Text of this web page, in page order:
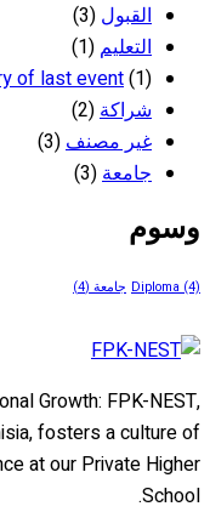
القبول (3)
التعليم (1)
of last event(1)
شراكة(2)
غير مصنف(3)
جامعة(3)
وسوم
Diploma (4) جامعة (4)
Growth: FPK-NEST,
fosters a culture of
at our Private Higher
School.